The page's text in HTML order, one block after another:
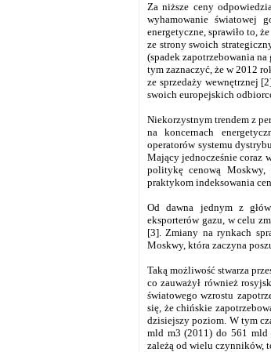
Za niższe ceny
wyhamowanie światowej
energetyczne, sprawiło to,
ze strony swoich
(spadek zapotrzebowania
tym zaznaczyć, że w 2012
ze sprzedaży wewnętrznej
swoich europejskich
Niekorzystnym trendem z
na koncernach
operatorów systemu
Mający jednocześnie coraz
politykę cenową Moskwy,
praktykom indeksowania
Od dawna jednym z
eksporterów gazu, w celu
[3]. Zmiany na rynkach
Moskwy, która zaczyna
Taką możliwość stwarza
co zauważył również
światowego wzrostu
się, że chińskie
dzisiejszy poziom. W tym
mld m3 (2011) do 561 mld
zależą od wielu czynników,